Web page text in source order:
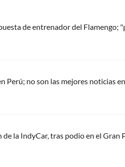
de entrenador del Flamengo;
Perú; no son las mejores noticias
la IndyCar, tras podio en el Gran